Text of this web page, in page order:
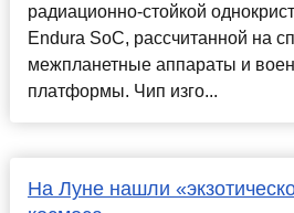
радиационно-стойкой
Endura SoC, рассчитанной на
межпланетные аппараты и
платформы. Чип изго...
На Луне нашли